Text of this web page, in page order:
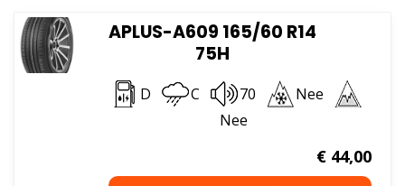
APLUS-A609 165/60 R14
75H
D C 70
Nee
Nee
€44,00